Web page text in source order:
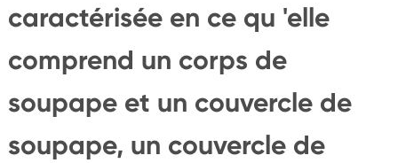
caractérisée en ce qu 'elle
comprend un corps de
soupape et un couvercle de
soupape, un couvercle de